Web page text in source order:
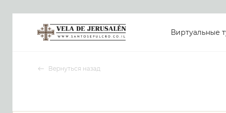
Виртуальные
Вернуться назад